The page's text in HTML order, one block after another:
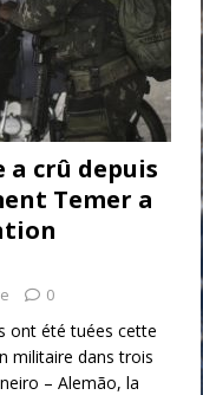
a crû depuis
Temer a
0
ont été tuées cette
militaire dans trois
– Alemão, la